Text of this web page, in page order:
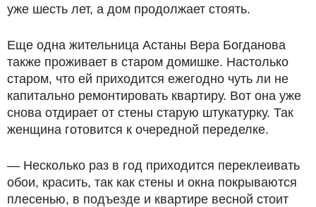
уже шесть лет, а дом продолжает стоять.
Еще одна жительница Астаны Вера Богданова
также проживает в старом домишке. Настолько
старом, что ей приходится ежегодно чуть ли не
капитально ремонтировать квартиру. Вот она уже
снова отдирает от стены старую штукатурку. Так
женщина готовится к очередной переделке.
— Несколько раз в год приходится переклеивать
обои, красить, так как стены и окна покрываются
плесенью, в подъезде и квартире весной стоит